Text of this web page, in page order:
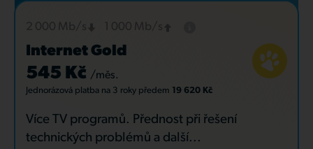
Internet Gold
545 Kč /měs.
Jednorázová platba na 3 roky předem 19 620 Kč
Více TV programů. Přednost při řešení
technických problémů a další...